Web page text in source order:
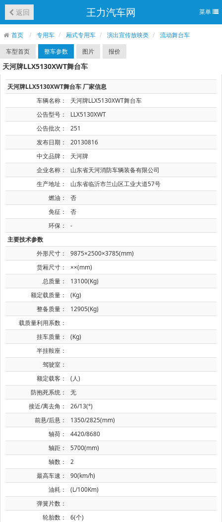
返回 王力汽车网 菜单
首页 专用车 厢式专用车 演出宣传放映类
流动舞台车
车型首页
整车参数 图片 报价
天河牌LLX5130XWT舞台车
天河牌LLX5130XWT舞台车 厂家信息
车辆名称：
天河牌LLX5130XWT舞台车
公告型号：
LLX5130XWT
公告批次：
251
发布日期：
20130816
中文品牌：
天河牌
企业名称：
山东省天河消防车辆装备有限公司
生产地址：
山东省临沂市兰山区工业大道57号
燃油：
否
免征：
否
环保：
-
主要技术参数
外形尺寸：
9875×2500×3785(mm)
货厢尺寸：
××(mm)
总质量：
13100(Kg)
额定载质量：
(Kg)
整备质量：
12905(Kg)
载质量利用系数：
挂车质量：
(Kg)
半挂鞍座：
驾驶室：
额定载客：
(人)
防抱死系统：
无
接近/离去角：
26/13(°)
前悬/后悬：
1350/2825(mm)
轴荷：
4420/8680
轴距：
5700(mm)
轴数：
2
最高车速：
90(km/h)
油耗：
(L/100Km)
弹簧片数：
轮胎数：
6(个)